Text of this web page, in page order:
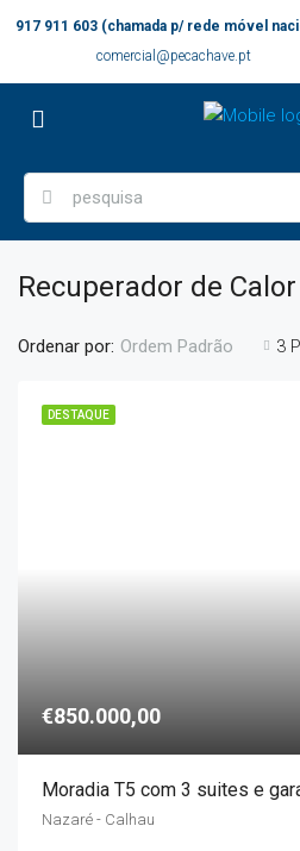
917 911 603 (chamada p/ rede móvel
comercial@pecachave.pt
Recuperador de Calor
3
Ordenar por: Ordem Padrão
DESTAQUE
€850.000,00
Nazaré - Calhau